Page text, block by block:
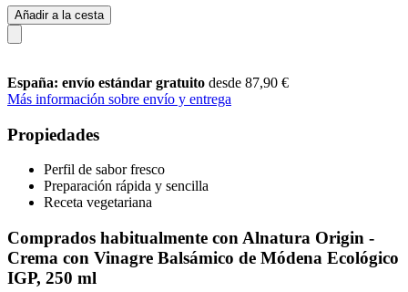
Añadir a la cesta
España: envío estándar gratuito desde 87,90 €
Más información sobre envío y entrega
Propiedades
Perfil de sabor fresco
Preparación rápida y sencilla
Receta vegetariana
Comprados habitualmente con Alnatura Origin -
Crema con Vinagre Balsámico de Módena Ecológico
IGP, 250 ml